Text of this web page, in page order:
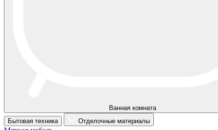
Ванная комната
Бытовая техника
Отделочные материалы